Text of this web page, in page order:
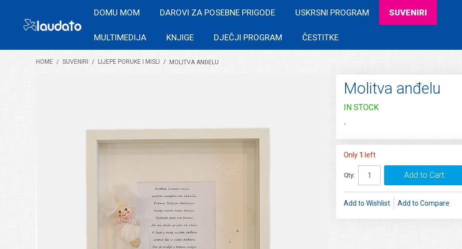
DOMU MOM DAROVI ZA POSEBNE PRIGODE USKRSNI PROGRAM SUVENIRI
MULTIMEDIJA KNJIGE DJEČJI PROGRAM ČESTITKE
HOME / SUVENIRI / LIJEPE PORUKE I MISLI / MOLITVA ANĐELU
Molitva anđelu
IN STOCK
-
Only 1 left
Qty: Add to Cart
Add to Wishlist Add to Compare